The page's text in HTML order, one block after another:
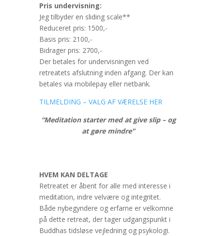
Pris undervisning:
Jeg tilbyder en sliding scale**
Reduceret pris: 1500,-
Basis pris: 2100,-
Bidrager pris: 2700,-
Der betales for undervisningen ved
retreatets afslutning inden afgang. Der kan
betales via mobilepay eller netbank.
TILMELDING – VALG AF VÆRELSE HER
“Meditation starter med at give slip – og
at gøre mindre”
HVEM KAN DELTAGE
Retreatet er åbent for alle med interesse i
meditation, indre velvære og integritet.
Både nybegyndere og erfarne er velkomne
på dette retreat, der tager udgangspunkt i
Buddhas tidsløse vejledning og psykologi.